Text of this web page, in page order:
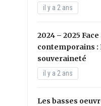
il y a 2 ans
2024 – 2025
contemporains :
souveraineté
il y a 2 ans
Les basses